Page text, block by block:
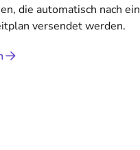
die automatisch nach
versendet werden.